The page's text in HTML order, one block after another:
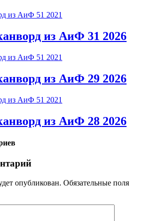
из АиФ 31 2026
из АиФ 29 2026
из АиФ 28 2026
опубликован. Обязательные поля